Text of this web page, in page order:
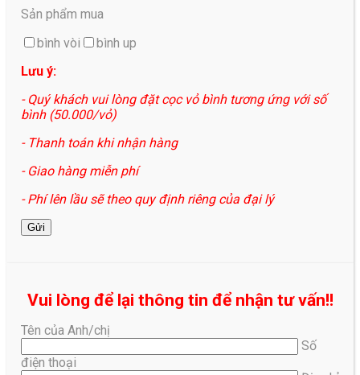
Sản phẩm mua
bình vòi
bình up
Lưu ý:
- Quý khách vui lòng đặt cọc vỏ bình tương ứng với số
bình (50.000/vỏ)
- Thanh toán khi nhận hàng
- Giao hàng miễn phí
- Phí lên lầu sẽ theo quy định riêng của đại lý
Vui lòng để lại thông tin để nhận tư vấn!!
Tên của Anh/chị
Số
điện thoại